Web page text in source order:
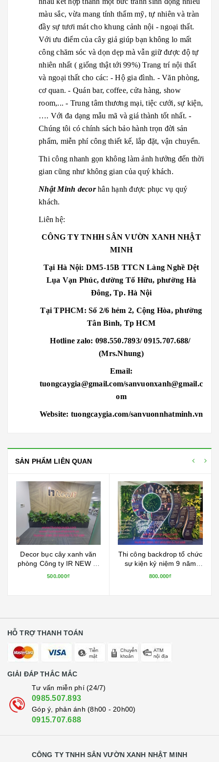
màu sắc, vừa mang tính thẩm mỹ, tự nhiên và tràn
đầy sự tươi mát cho khung cảnh nội - ngoại thất.
Với ưu điểm của cây giả giúp bạn không lo mất
công chăm sóc và dọn dẹp mà vẫn giữ được độ tự
nhiên nhất ( giống thật tới 99%) Trang trí nội thất
và ngoại thất cho các: - Hộ gia đình. - Văn phòng,
cơ quan. - Quán bar, coffee, cửa hàng, show
room,... - Trung tâm thương mại, tiệc cưới, sự kiện,
…. Với đa dạng mẫu mã và giá thành tốt nhất. -
Chúng tôi có chính sách bảo hành trọn đời sản
phẩm, miễn phí công thiết kế, lắp đặt, vận chuyển.
Thi công nhanh gọn không làm ảnh hưởng đến thời
gian cũng như không gian của quý khách.
Nhật Minh decorhân hạnh được phục vụ quý
khách.
Liên hệ:
CÔNG TY TNHH SÂN VƯỜN XANH NHẬT
MINH
Tại Hà Nội: DM5-15B TTCN Làng Nghề Dệt
Lụa Vạn Phúc, đường Tố Hữu, phường Hà
Đông, Tp. Hà Nội
Tại TPHCM: Số 2/6 hẻm 2, Cộng Hòa, phường
Tân Bình, Tp HCM
Hotline zalo: 098.550.7893/ 0915.707.688/
(Mrs.Nhung)
Email:
tuongcaygia@gmail.com/sanvuonxanh@gmail.c
om
Website: tuongcaygia.com/sanvuonnhatminh.vn
SẢN PHẨM LIÊN QUAN
Decor bục cây xanh văn
phòng Công ty IR NEW IT
tại tòa nhà MITEC số 1
500.000₫
Thi công backdrop tổ chức
sự kiện kỷ niệm 9 năm
thành lập công ty tại 54
800.000₫
HỖ TRỢ THANH TOÁN
GIẢI ĐÁP THẮC MẮC
Tư vấn miễn phí (24/7)
0985.507.893
Góp ý, phản ánh (8h00 - 20h00)
0915.707.688
CÔNG TY TNHH SÂN VƯỜN XANH NHẬT MINH